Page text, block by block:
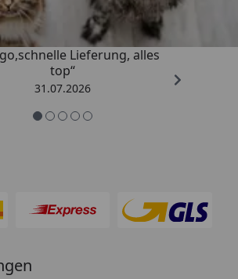
„Gute Erfahrung mit
Lieferung, alles
top“
31.07.2026